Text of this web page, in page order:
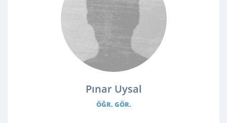
Pınar Uysal
ÖĞR. GÖR.